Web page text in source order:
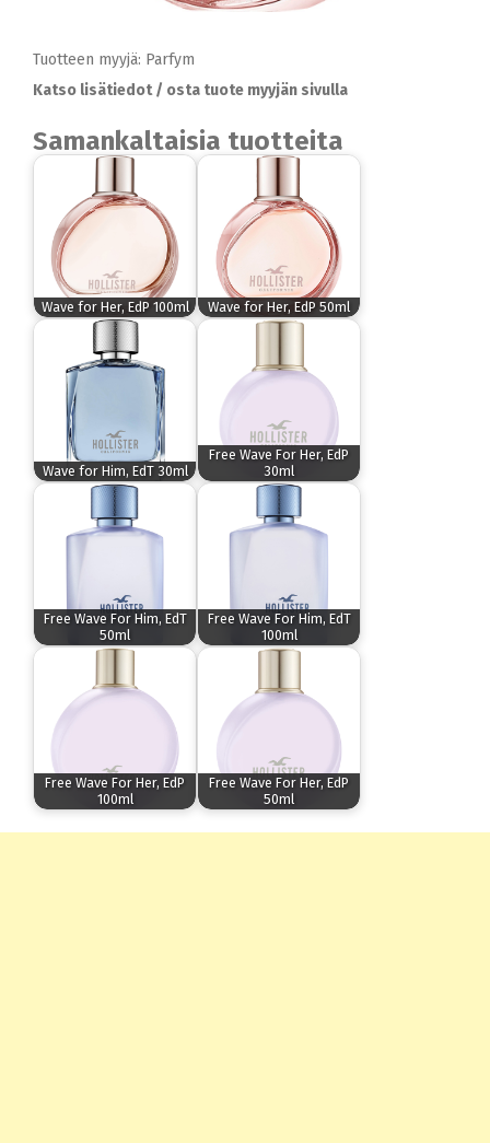
Tuotteen myyjä: Parfym
Katso lisätiedot / osta tuote myyjän sivulla
Samankaltaisia tuotteita
Wave for Her, EdP 100ml Wave for Her, EdP 50ml
Wave for Him, EdT 30ml
Free Wave For Her, EdP
30ml
Free Wave For Him, EdT
50ml
Free Wave For Him, EdT
100ml
Free Wave For Her, EdP
100ml
Free Wave For Her, EdP
50ml